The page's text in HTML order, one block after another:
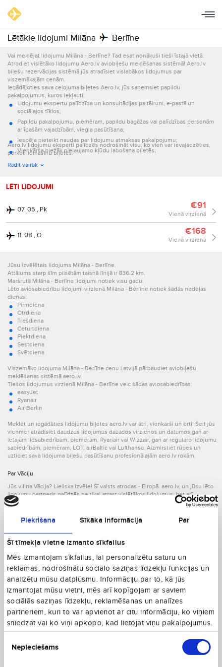
Piekrišana Sīkāka informācija Par
Šī tīmekļa vietne izmanto sīkfailus
Mēs izmantojam sīkfailus, lai personalizētu saturu un
reklāmas, nodrošinātu sociālo saziņas līdzekļu funkcijas un
analizētu mūsu datplūsmu. Informāciju par to, kā jūs
izmantojat mūsu vietni, mēs arī kopīgojam ar saviem
sociālās saziņas līdzekļu, reklamēšanas un analīzes
partneriem, kuri to var apvienot ar citu informāciju, ko viņiem
sniedzat vai ko viņi apkopo, kad lietojat viņu pakalpojumus.
izvēle
Nepieciešams
Lētākie lidojumi Milāna Berlīne
Vai meklējat lidojumu Milāna - Berlīne? Tad esat nonākuši tieši īstajā vietā.
Atrodiet vislētāko lidojumu Aero.lv aviobiļešu meklēšanas sistēmā! Aero.lv
biļešu rezervācijas sistēmā jūs atradīsiet vislabākos lidojumus par
viszemākajām cenām.
Iegādājoties sava ceļojuma biļetes Aero.lv, jūs saņemsiet papildu
pakalpojumus, kuros iekļauti:
Lidojumu ekspertu palīdzība un konsultācijas pa tālruni, e-pastā un
sociālajos tīklos;
Papildu pakalpojumu, piemēram, papildu bagāžas vai palīdzības personām
ar īpašām vajadzībām, viegla pasūtīšana;
Iespēja pieteikt naudas par lidojumu atmaksas pakalpojumu;
Vienkārša biežāk pieļaujamo kļūdu labošana biļetēs;
Informācijas par lidojumu nosūtīšana e-pastā un ar īsziņām.
Aero.lv lidojumu eksperti palīdzēs nodrošināt visu, ko vien var ievajadzēties,
pērkot lidmašīnu biļetes.
Rādīt vairāk
LĒTI LIDOJUMI
07. 05., Pk €91
Vienā virzienā
11. 08., O €168
Vienā virzienā
Jūsu izvēlētais lidojums Milāna - Berlīne.
Attālums starp šīm pilsētām taisnā līnijā ir 836.2 km.
Maršrutā Milāna - Berlīne lidojumi notiek visu gadu.
Lēto aviosabiedrību lidojumi virzienā Milāna - Berlīne notiek šādās nedēļas
dienās:
Pirmdiena
Otrdiena
Trešdiena
Ceturtdiena
Piektdiena
Sestdiena
Svētdiena
Viszemāko lidojuma Milāna - Berlīne cenu Latvijā pārbaudiet aviobiļešu
meklēšanas sistēmā aero.lv.
Tiešos lidojumus virzienā Milāna - Berlīne veic šādas aviosabiedrības:
easyJet
Ryanair
Air Berlin
Meklēt un iegādāties lidojumu biļetes aero.lv var ātri, vienkārši un ērti! Šeit jūs
vienmēr atradīsiet daudzus lidojumus dažādos virzienos un datumos gan ar
lētajām lidsabiedrībām, piemēram, Ryanair vai Wizzair, gan ar regulāro lidojumu
sabiedrībām, piemēram, LOT, airBaltic vai Lufthansa. Aizmirstiet rūpes un
uzticiet sava lidojuma biļešu pasūtīšanu profesionālajām aero.lv rokām.
Par Vāciju
Jūs vilina Vācija? Lieliska izvēle! Šī valsts atrodas - Eiropā. aero.lv, un jūsu lēto
lidojumu partneris palīdzēs ne tikai atrast vislētākos lidojumus, bet arī
parūpēsies, lai ceļojums būtu ērts un tieši tāds, kāds Jums vajadzīgs.
Latvijā ir plkst. 13.00., tur pulkstenis sit 12.
Vācija (DE) ir brīnišķīgs ceļojumu virziens. Lidojiet uz valsti, kuras iedzīvotāju
skaits sasniedz 82.93 miljonus. Valsts aizņem 357021 km
iedzīvotāju skaits uz vienu kvadrātkilometru tajā ir 232.3. Atbtraucot uz Vāciju,
Valsts nacionālā valūta ir EUR. Tātad nebūs jālauza galva valūtas maiņas dēļ.
Valstī esošās lidostas (Vācijas lidostas):
Duene (HGL)
Siegerland (SGE)
Fritzlar Apt (FRZ)
Baden Airpark (FKB)
Bremerhaven (BRV)
Cuxhaven (NDZ)
Schoenefeld (SXF)
Bremen (BRE)
Air Base (SPM)
Varrelbusch (VAC)
Kopā 103.